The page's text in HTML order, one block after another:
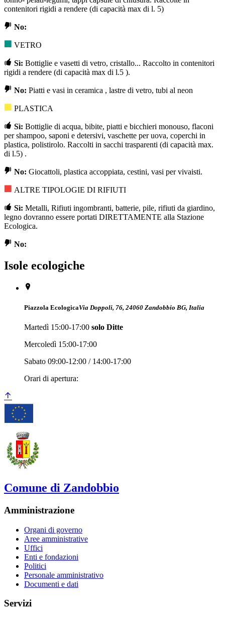
contenitori rigidi a rendere (di capacità max di l. 5)
No:
VETRO
Sì: Bottiglie e vasetti di vetro, cristallo... Raccolto in contenitori
rigidi a rendere (di capacità max di l.5 ).
No: Piatti e vasi in ceramica , lastre di vetro, tubi al neon
PLASTICA
Sì: Bottiglie di acqua, bibite, piatti e bicchieri monouso, flaconi
per shampoo, saponi e detersivi, vaschette per uova, coperchi in
plastica, polistirolo. Raccolti in sacchi trasparenti (di capacità max.
di l.5) .
No: Giocattoli, plastica accoppiata, cestini, vasi per vivaisti.
ALTRE TIPOLOGIE DI RIFIUTI
Sì: Metalli, Rifiuti ingombranti, batterie, pile, rifiuti da giardino,
legno dovranno essere portati DIRETTAMENTE alla Stazione
Ecologica.
No:
Isole ecologiche
Piazzola EcologicaVia Doppoli, 76, 24060 Zandobbio BG, Italia
Martedì 15:00-17:00 solo Ditte
Mercoledì 15:00-17:00
Sabato 09:00-12:00 / 14:00-17:00
Orari di apertura:
Comune di Zandobbio
Amministrazione
Organi di governo
Aree amministrative
Uffici
Enti e fondazioni
Politici
Personale amministrativo
Documenti e dati
Servizi